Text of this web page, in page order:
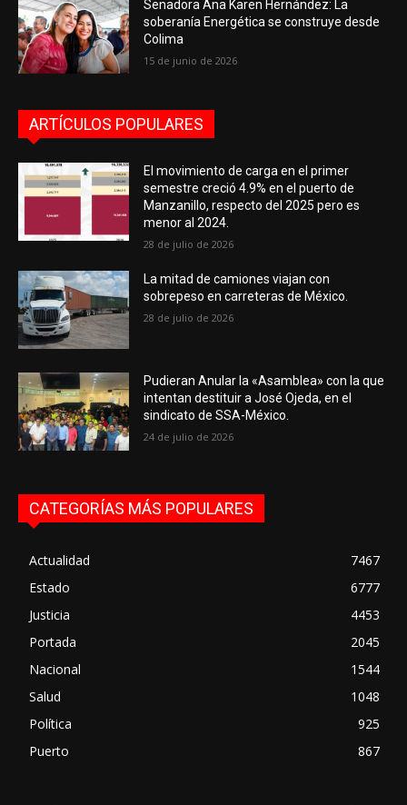
Senadora Ana Karen Hernández: La
soberanía Energética se construye desde
Colima
15 de junio de 2026
ARTÍCULOS POPULARES
El movimiento de carga en el primer
semestre creció 4.9% en el puerto de
Manzanillo, respecto del 2025 pero es
menor al 2024.
28 de julio de 2026
La mitad de camiones viajan con
sobrepeso en carreteras de México.
28 de julio de 2026
Pudieran Anular la «Asamblea» con la que
intentan destituir a José Ojeda, en el
sindicato de SSA-México.
24 de julio de 2026
CATEGORÍAS MÁS POPULARES
Actualidad
7467
Estado
6777
Justicia
4453
Portada
2045
Nacional
1544
Salud
1048
Política
925
Puerto
867